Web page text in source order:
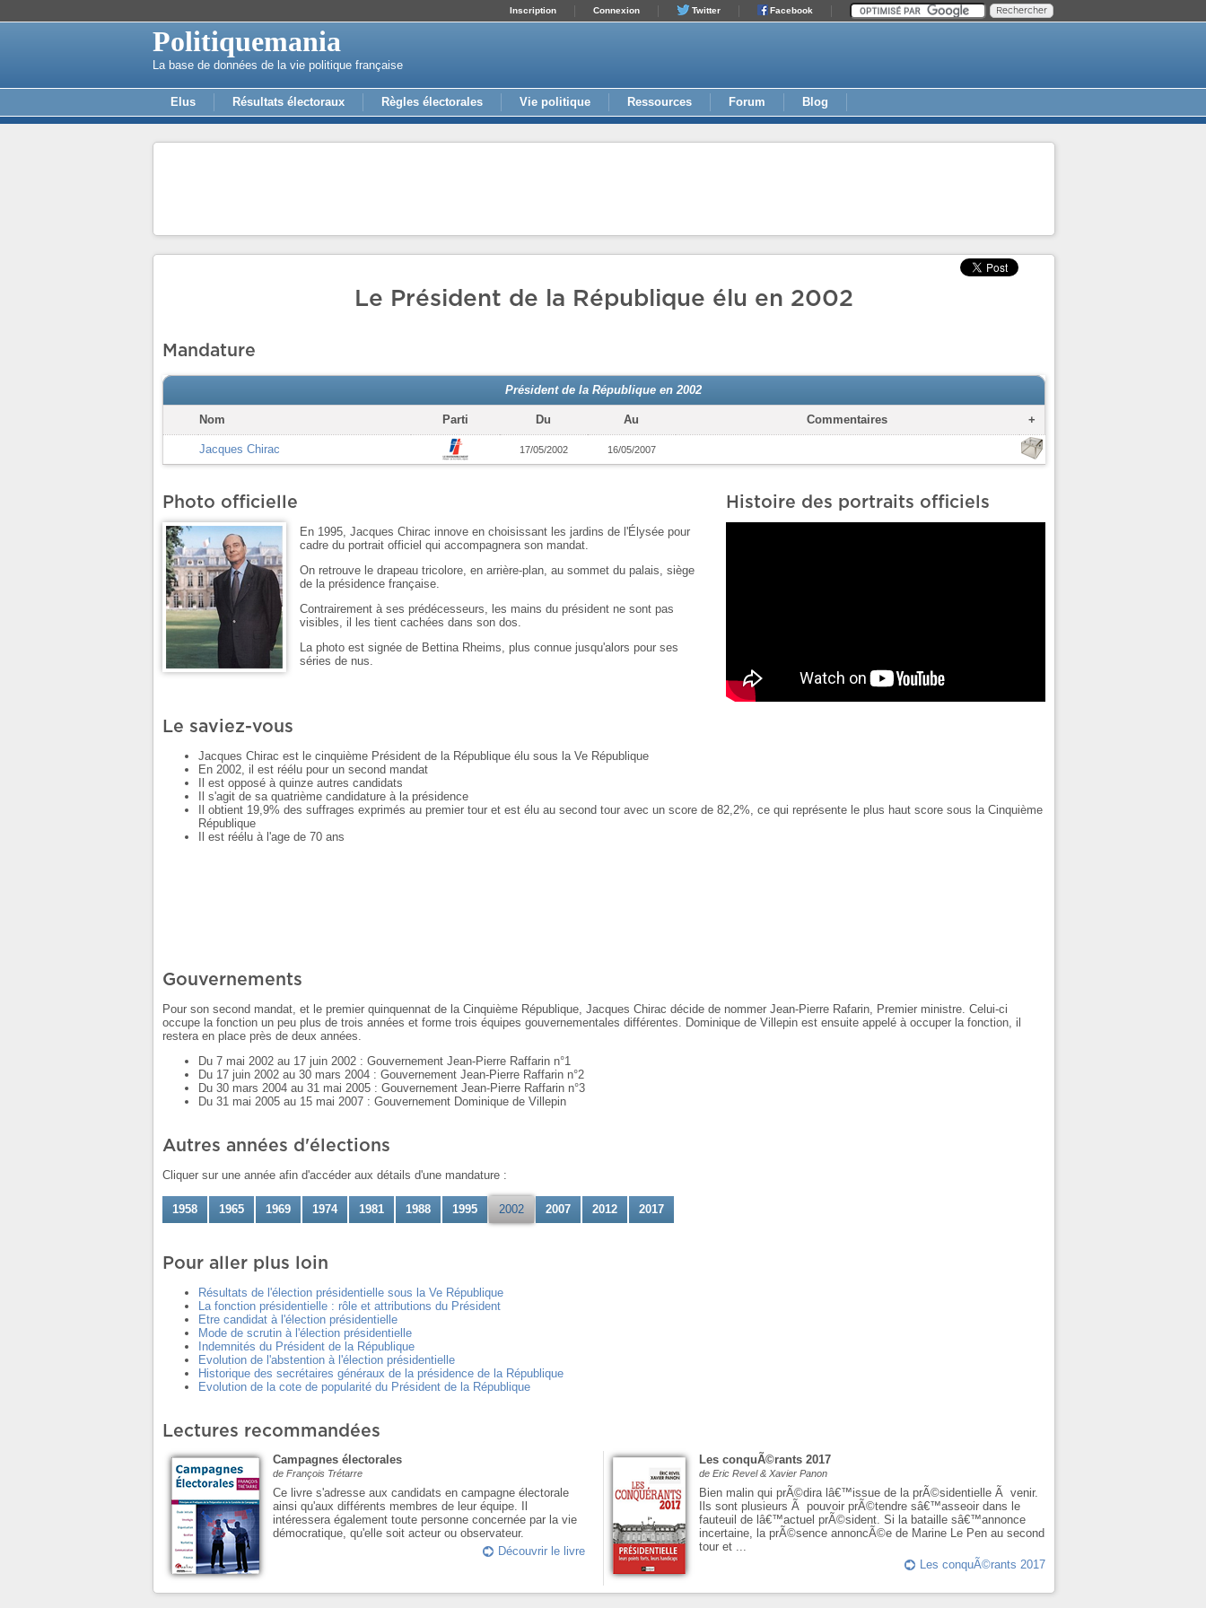
Facebook
Twitter
Connexion
Inscription
Politiquemania
La base de données de la vie politique française
Elus Résultats électoraux Règles électorales Vie politique Ressources Forum Blog
Le Président de la République élu en 2002
Mandature
Président de la République en 2002
Nom Parti Du Au Commentaires +
Jacques Chirac 17/05/2002 16/05/2007
Histoire des portraits officiels
Photo officielle
En 1995, Jacques Chirac innove en choisissant les jardins de l'Élysée pour
cadre du portrait officiel qui accompagnera son mandat.
On retrouve le drapeau tricolore, en arrière-plan, au sommet du palais, siège
de la présidence française.
Contrairement à ses prédécesseurs, les mains du président ne sont pas
visibles, il les tient cachées dans son dos.
La photo est signée de Bettina Rheims, plus connue jusqu'alors pour ses
séries de nus.
Le saviez-vous
Jacques Chirac est le cinquième Président de la République élu sous la Ve République
En 2002, il est réélu pour un second mandat
Il est opposé à quinze autres candidats
Il s'agit de sa quatrième candidature à la présidence
Il obtient 19,9% des suffrages exprimés au premier tour et est élu au second tour avec un score de 82,2%, ce qui représente le plus haut score sous la Cinquième
République
Il est réélu à l'age de 70 ans
Gouvernements
Pour son second mandat, et le premier quinquennat de la Cinquième République, Jacques Chirac décide de nommer Jean-Pierre Rafarin, Premier ministre. Celui-ci
occupe la fonction un peu plus de trois années et forme trois équipes gouvernementales différentes. Dominique de Villepin est ensuite appelé à occuper la fonction, il
restera en place près de deux années.
Du 7 mai 2002 au 17 juin 2002 : Gouvernement Jean-Pierre Raffarin n°1
Du 17 juin 2002 au 30 mars 2004 : Gouvernement Jean-Pierre Raffarin n°2
Du 30 mars 2004 au 31 mai 2005 : Gouvernement Jean-Pierre Raffarin n°3
Du 31 mai 2005 au 15 mai 2007 : Gouvernement Dominique de Villepin
Autres années d'élections
Cliquer sur une année afin d'accéder aux détails d'une mandature :
1958 1965 1969 1974 1981 1988 1995 2002 2007 2012 2017
Pour aller plus loin
Résultats de l'élection présidentielle sous la Ve République
La fonction présidentielle : rôle et attributions du Président
Etre candidat à l'élection présidentielle
Mode de scrutin à l'élection présidentielle
Indemnités du Président de la République
Evolution de l'abstention à l'élection présidentielle
Historique des secrétaires généraux de la présidence de la République
Evolution de la cote de popularité du Président de la République
Lectures recommandées
Campagnes électorales
de François Trétarre
Ce livre s'adresse aux candidats en campagne électorale
ainsi qu'aux différents membres de leur équipe. Il
intéressera également toute personne concernée par la vie
démocratique, qu'elle soit acteur ou observateur.
Découvrir le livre
Les conquÃ©rants 2017
de Eric Revel & Xavier Panon
Bien malin qui prÃ©dira lâ€™issue de la prÃ©sidentielle Ã venir.
Ils sont plusieurs Ã pouvoir prÃ©tendre sâ€™asseoir dans le
fauteuil de lâ€™actuel prÃ©sident. Si la bataille sâ€™annonce
incertaine, la prÃ©sence annoncÃ©e de Marine Le Pen au second
tour et ...
Les conquÃ©rants 2017